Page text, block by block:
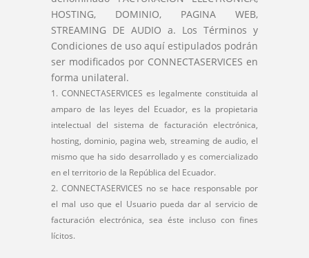
HOSTING, DOMINIO, PAGINA WEB,
STREAMING DE AUDIO a. Los Términos y
Condiciones de uso aquí estipulados podrán
ser modificados por CONNECTASERVICES en
forma unilateral.
CONNECTASERVICES es legalmente constituida al
amparo de las leyes del Ecuador, es la propietaria
intelectual del sistema de facturación electrónica,
hosting, dominio, pagina web, streaming de audio, el
mismo que ha sido desarrollado y es comercializado
en el territorio de la República del Ecuador.
CONNECTASERVICES no se hace responsable por
el mal uso que el Usuario pueda dar al servicio de
facturación electrónica, sea éste incluso con fines
lícitos.